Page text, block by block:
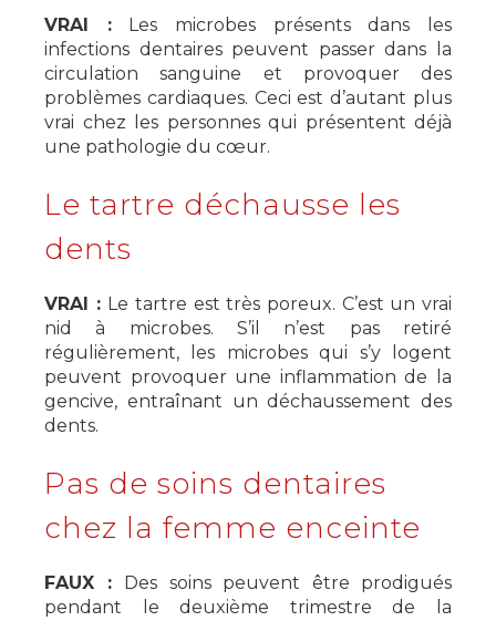
VRAI :Les microbes présents dans les
infections dentaires peuvent passer dans la
circulation sanguine et provoquer des
problèmes cardiaques. Ceci est d’autant plus
vrai chez les personnes qui présentent déjà
une pathologie du cœur.
Le tartre déchausse les
dents
VRAI : Le tartre est très poreux. C’est un vrai
nid à microbes. S’il n’est pas retiré
régulièrement, les microbes qui s’y logent
peuvent provoquer une inflammation de la
gencive, entraînant un déchaussement des
dents.
Pas de soins dentaires
chez la femme enceinte
FAUX : Des soins peuvent être prodigués
pendant le deuxième trimestre de la